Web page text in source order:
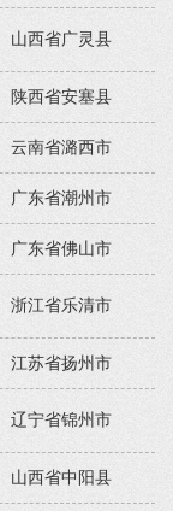
山西省广灵县
陕西省安塞县
云南省潞西市
广东省潮州市
广东省佛山市
浙江省乐清市
江苏省扬州市
辽宁省锦州市
山西省中阳县